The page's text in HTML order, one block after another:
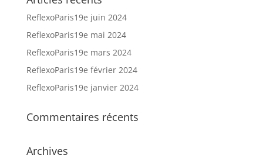
ReflexoParis19e juin 2024
ReflexoParis19e mai 2024
ReflexoParis19e mars 2024
ReflexoParis19e février 2024
ReflexoParis19e janvier 2024
Commentaires récents
Archives